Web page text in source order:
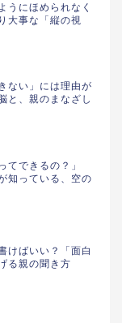
うにほめられなく
大事な「縦の視
ない」には理由が
と、親のまなざし
てできるの？」
っている、空の
けばいい？「面白
る親の聞き方